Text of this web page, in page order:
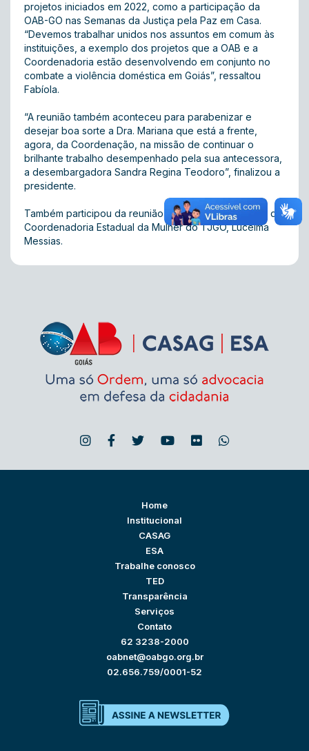
projetos iniciados em 2022, como a participação da
OAB-GO nas Semanas da Justiça pela Paz em Casa.
“Devemos trabalhar unidos nos assuntos em comum às
instituições, a exemplo dos projetos que a OAB e a
Coordenadoria estão desenvolvendo em conjunto no
combate a violência doméstica em Goiás”, ressaltou
Fabíola.
“A reunião também aconteceu para parabenizar e
desejar boa sorte a Dra. Mariana que está a frente,
agora, da Coordenação, na missão de continuar o
brilhante trabalho desempenhado pela sua antecessora,
a desembargadora Sandra Regina Teodoro”, finalizou a
presidente.
Também participou da reunião a secretária executiva da
Coordenadoria Estadual da Mulher do TJGO, Lucelma
Messias.
Home
Institucional
CASAG
ESA
Trabalhe conosco
TED
Transparência
Serviços
Contato
62 3238-2000
oabnet@oabgo.org.br
02.656.759/0001-52